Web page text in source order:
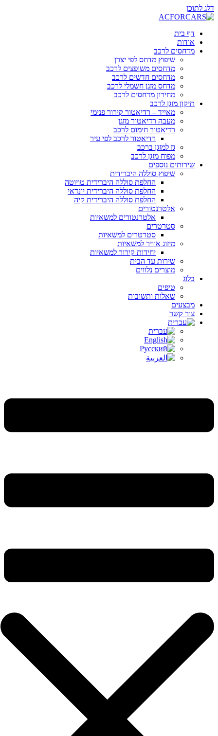
דלג לתוכן
דף בית
אודות
מדחסים לרכב
שיפוץ מדחס לפי יצרן
מדחסים משופצים לרכב
מדחסים חדשים לרכב
מדחס מזגן חשמלי לרכב
מחירון מדחסים לרכב
תיקון מזגן לרכב
מאייד – רדיאטור קירור פנימי
מעבה רדיאטור מזגן
רדיאטור חימום לרכב
רדיאטור לרכב לפי עיר
גז למזגן ברכב
מפוח מזגן לרכב
שירותים נוספים
שיפוץ סוללה היברידית
החלפת סוללה היברידית טויוטה
החלפת סוללה היברידית יונדאי
החלפת סוללה היברידית קיה
אלטרנטורים
אלטרנטורים למשאיות
סטרטרים
סטרטרים למשאיות
מיזוג אוויר למשאיות
יחידות קירור למשאיות
שירות עד הבית
מוצרים נלווים
בלוג
טיפים
שאלות ותשובות
מבצעים
צור קשר